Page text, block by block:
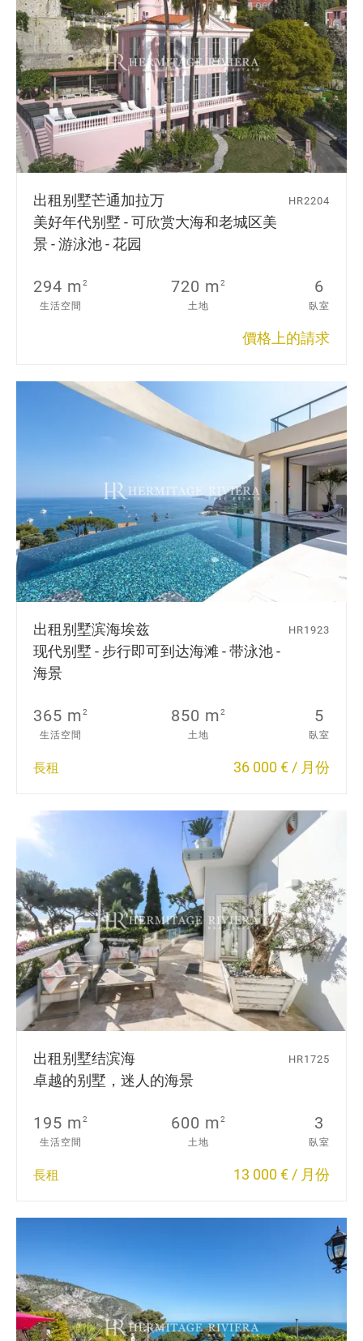
出租别墅芒通加拉万
美好年代别墅 - 可欣赏大海和老城区美
景 - 游泳池 - 花园
HR2204
294 m2
生活空間
720 m2
土地
6
臥室
價格上的請求
出租别墅滨海埃兹
现代别墅 - 步行即可到达海滩 - 带泳池 -
海景
HR1923
365 m2
生活空間
850 m2
土地
5
臥室
長租 36 000 € / 月份
出租别墅结滨海
卓越的别墅，迷人的海景
HR1725
195 m2
生活空間
600 m2
土地
3
臥室
長租 13 000 € / 月份